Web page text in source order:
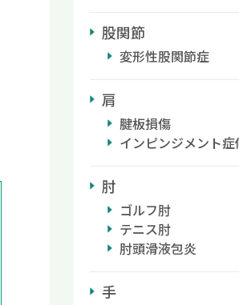
股関節
変形性股関節症
肩
腱板損傷
インピンジメント症
肘
ゴルフ肘
テニス肘
肘頭滑液包炎
手